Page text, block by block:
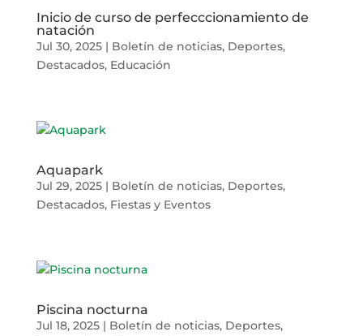
Inicio de curso de perfecccionamiento de
natación
Jul 30, 2025| Boletín de noticias, Deportes,
Destacados, Educación
Aquapark
Jul 29, 2025| Boletín de noticias, Deportes,
Destacados, Fiestas y Eventos
Piscina nocturna
Jul 18, 2025| Boletín de noticias, Deportes,